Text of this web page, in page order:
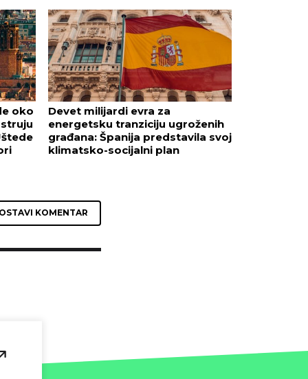
oko
Devet milijardi evra za
energetsku tranziciju ugroženih
građana: Španija predstavila svoj
klimatsko-socijalni plan
KOMENTAR